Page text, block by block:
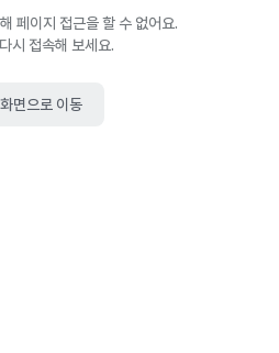
페이지 접근을 할 수 없어요.
시 접속해 보세요.
면으로 이동